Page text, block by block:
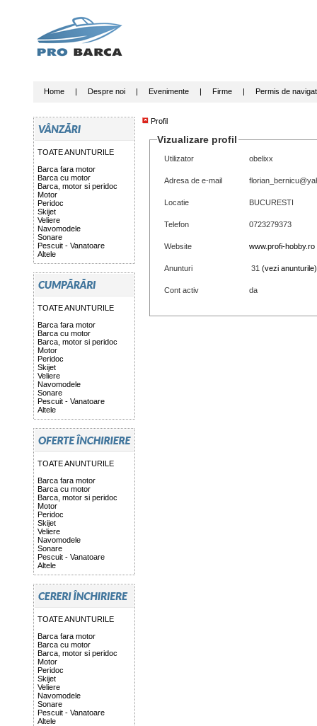
Home| Despre noi| Evenimente| Firme| Permis de
TOATE ANUNTURILE
Barca fara motor
Barca cu motor
Barca, motor si peridoc
Motor
Peridoc
Skijet
Veliere
Navomodele
Sonare
Pescuit - Vanatoare
Altele
TOATE ANUNTURILE
Barca fara motor
Barca cu motor
Barca, motor si peridoc
Motor
Peridoc
Skijet
Veliere
Navomodele
Sonare
Pescuit - Vanatoare
Altele
TOATE ANUNTURILE
Barca fara motor
Barca cu motor
Barca, motor si peridoc
Motor
Peridoc
Skijet
Veliere
Navomodele
Sonare
Pescuit - Vanatoare
Altele
TOATE ANUNTURILE
Barca fara motor
Barca cu motor
Barca, motor si peridoc
Motor
Peridoc
Skijet
Veliere
Navomodele
Sonare
Pescuit - Vanatoare
Altele
Profil
Vizualizare profil
Utilizator obelixx
Adresa de e-mail
Locatie BUCURESTI
Telefon 0723279373
Website www.profi-hobby.ro
Anunturi 31 (vezi anunturile)
Cont activ da